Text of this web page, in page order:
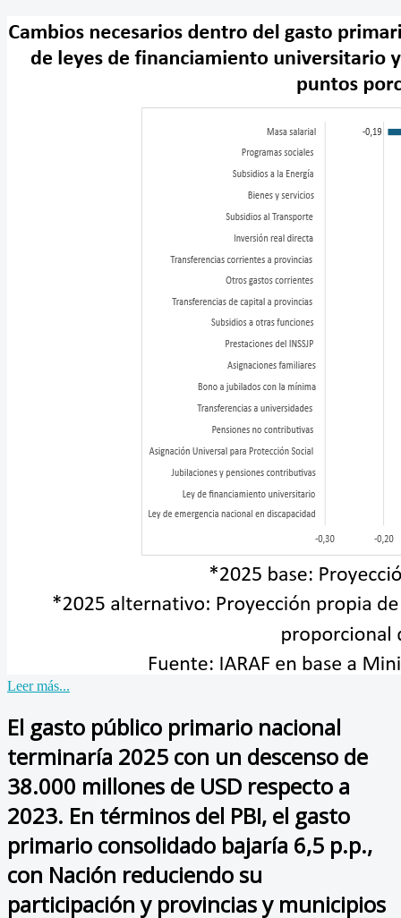
Leer más...
El gasto público primario nacional
terminaría 2025 con un descenso de
38.000 millones de USD respecto a
2023. En términos del PBI, el gasto
primario consolidado bajaría 6,5 p.p.,
con Nación reduciendo su
participación y provincias y municipios